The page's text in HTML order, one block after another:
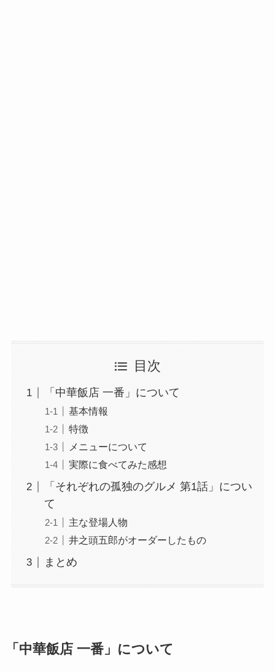
目次
「中華飯店 一番」について
基本情報
特徴
メニューについて
実際に食べてみた感想
「それぞれの孤独のグルメ 第1話」につい
て
主な登場人物
井之頭五郎がオーダーしたもの
まとめ
「中華飯店 一番」について